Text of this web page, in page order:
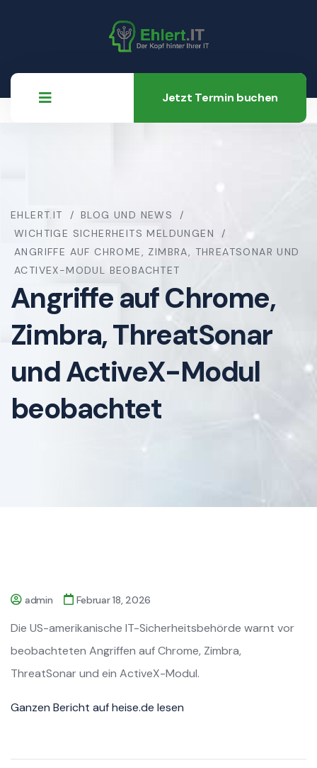
Jetzt Termin buchen
EHLERT.IT
BLOG UND NEWS
WICHTIGE SICHERHEITS MELDUNGEN
ANGRIFFE AUF CHROME, ZIMBRA, THREATSONAR UND
ACTIVEX-MODUL BEOBACHTET
Angriffe auf Chrome,
Zimbra, ThreatSonar
und ActiveX-Modul
beobachtet
admin Februar 18, 2026
Die US-amerikanische IT-Sicherheitsbehörde warnt vor
beobachteten Angriffen auf Chrome, Zimbra,
ThreatSonar und ein ActiveX-Modul.
Ganzen Bericht auf heise.de lesen